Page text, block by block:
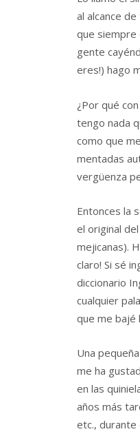
al alcance
que siempre
gente
eres!) hago
¿Por qué
tengo nada
como que
mentadas
vergüenza
Entonces la
el original
mejicanas).
claro! Si sé
diccionario
cualquier
que me bajé
Una
me ha
en las
años más
etc., durante